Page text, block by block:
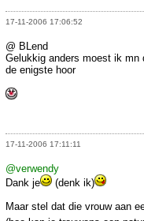
17-11-2006 17:06:52
@ BLend
Gelukkig anders moest ik mn
de enigste hoor
17-11-2006 17:11:11
@verwendy
Dank je
(denk ik)
Maar stel dat die vrouw aan